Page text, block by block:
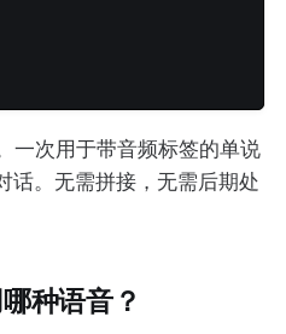
一次用于带音频标签的单说
话。无需拼接，无需后期处
种语音？